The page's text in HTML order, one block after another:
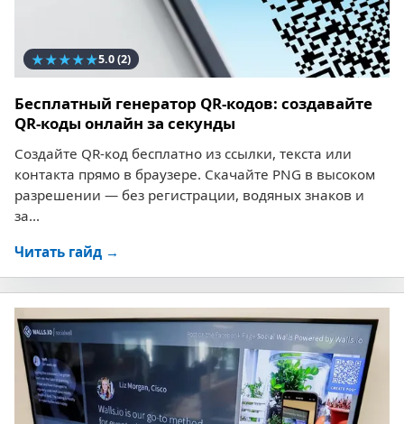
★★★★★5.0(2)
Бесплатный генератор QR-кодов: создавайте
QR-коды онлайн за секунды
Создайте QR-код бесплатно из ссылки, текста или
контакта прямо в браузере. Скачайте PNG в высоком
разрешении — без регистрации, водяных знаков и
за...
Читать гайд →